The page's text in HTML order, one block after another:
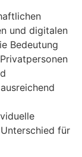
und digitalen
Bedeutung
für